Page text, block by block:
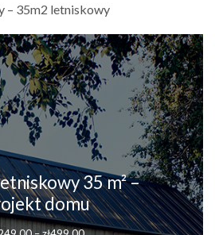
– 35m2 letniskowy
35 m² –
domu